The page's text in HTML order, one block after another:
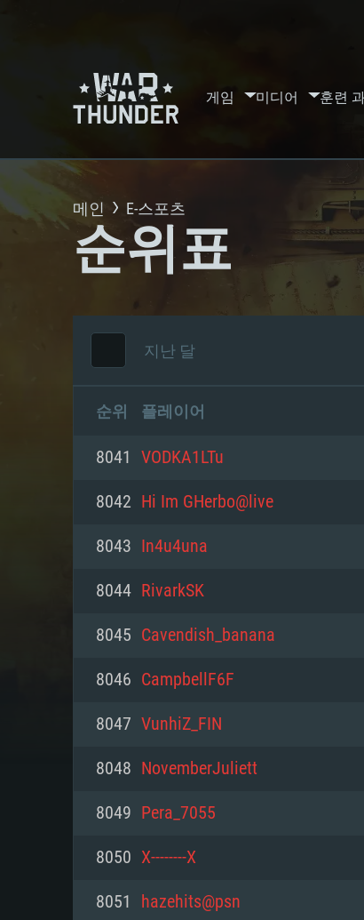
게임 미디어 훈련
PC
최소사양
최소사양
최소사양
메인 E-스포츠
순위표
지난 달
순위 플레이어
8041 VODKA1LTu
8042 Hi Im GHerbo@live
8043 In4u4una
8044 RivarkSK
8045 Cavendish_banana
8046 CampbellF6F
8047 VunhiZ_FIN
8048 NovemberJuliett
8049 Pera_7055
8050 X--------X
8051 hazehits@psn